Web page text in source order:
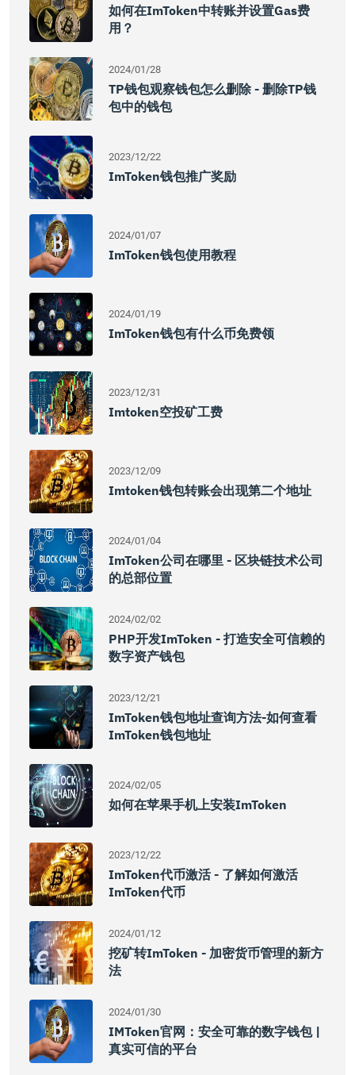
如何在imToken中转账并设置Gas费
用？
2024/01/28
TP钱包观察钱包怎么删除 - 删除TP钱
包中的钱包
2023/12/22
ImToken钱包推广奖励
2024/01/07
ImToken钱包使用教程
2024/01/19
ImToken钱包有什么币免费领
2023/12/31
Imtoken空投矿工费
2023/12/09
Imtoken钱包转账会出现第二个地址
2024/01/04
ImToken公司在哪里 - 区块链技术公司
的总部位置
2024/02/02
PHP开发imToken - 打造安全可信赖的
数字资产钱包
2023/12/21
ImToken钱包地址查询方法-如何查看
ImToken钱包地址
2024/02/05
如何在苹果手机上安装imToken
2023/12/22
ImToken代币激活 - 了解如何激活
ImToken代币
2024/01/12
挖矿转imToken - 加密货币管理的新方
法
2024/01/30
IMToken官网：安全可靠的数字钱包 |
真实可信的平台